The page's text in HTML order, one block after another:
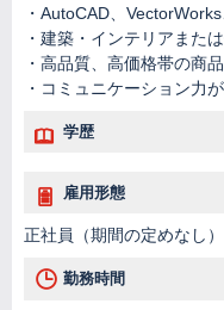
・AutoCAD、
・建築・インテリアまた
・高品質、高価格帯の商
・コミュニケーション力
学歴
雇用形態
正社員（期間の定めなし）
勤務時間